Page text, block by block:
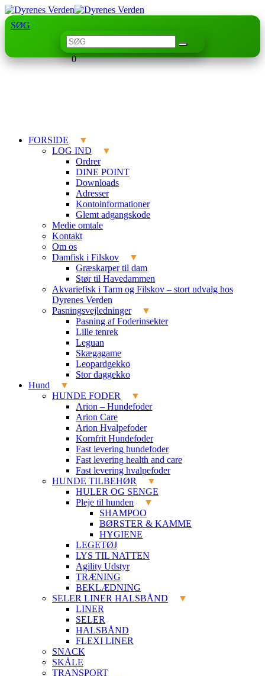
SØG
0
FORSIDE
LOG IND
Ordrer
DINE POINT
Downloads
Adresser
Kontoinformationer
Glemt adgangskode
Medie omtale
Kontakt
Om os
Damfisk i Filskov
Græskarper til dam
Stør til Havedammen
Akvariefisk i Tarm og Filskov – stort udvalg hos
Dyrenes Verden
Pasningsvejledninger
Pasning af Foderinsekter
Lille tenrek
Leguan
Skægagame
Leopardgekko
Stor daggekko
Hund
HUNDE FODER
Arion – Hundefoder
Arion Care
Arion Hvalpefoder
Kornfrit Hundefoder
Fast levering hundefoder
Fast levering health and care
Fast levering hvalpefoder
HUNDE TILBEHØR
HULER OG SENGE
Pleje til hunden
SHAMPOO
BØRSTER & KAMME
HYGIENE
LEGETØJ
LYS TIL NATTEN
Agility Udstyr
TRÆNING
BEKLÆDNING
SELER LINER HALSBÅND
LINER
SELER
HALSBÅND
FLEXI LINER
SNACK
SKÅLE
TRANSPORT